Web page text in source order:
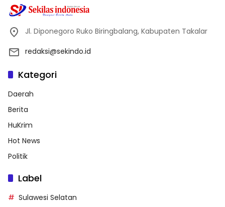
Jl. Diponegoro Ruko Biringbalang, Kabupaten Takalar
redaksi@sekindo.id
Kategori
Daerah
Berita
HuKrim
Hot News
Politik
Label
Sulawesi Selatan